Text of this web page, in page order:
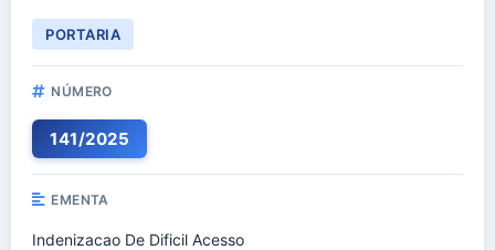
PORTARIA
NÚMERO
141/2025
EMENTA
Indenizacao De Dificil Acesso